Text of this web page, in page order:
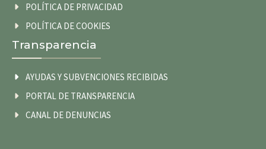
POLÍTICA DE PRIVACIDAD
POLÍTICA DE COOKIES
Transparencia
AYUDAS Y SUBVENCIONES RECIBIDAS
PORTAL DE TRANSPARENCIA
CANAL DE DENUNCIAS